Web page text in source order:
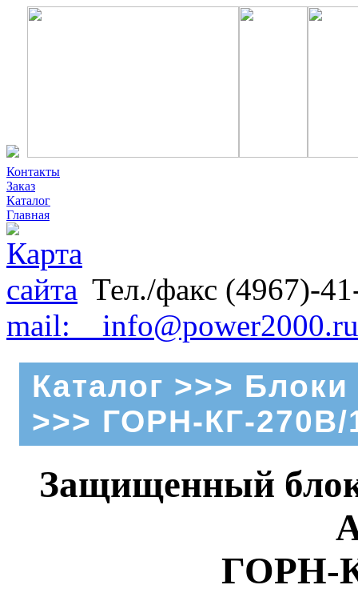
Контакты
Заказ
Каталог
Главная
Тел./факс (4967)-
mail: info@power2000.ru
Каталог >>>
>>> ГОРН-КГ-270В/
Защищенный
ГОРН-